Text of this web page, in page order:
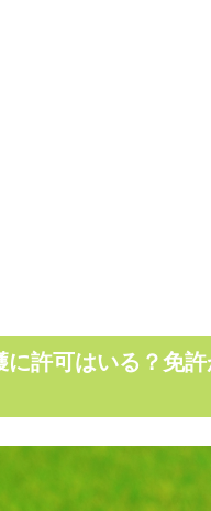
に許可はいる？免